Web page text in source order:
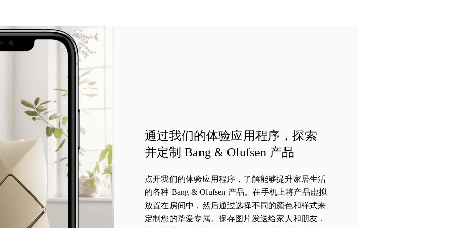
通过我们的体验应用程序，探索
并定制 Bang & Olufsen 产品
点开我们的体验应用程序，了解能够提升家居生活
的各种 Bang & Olufsen 产品。在手机上将产品虚拟
放置在房间中，然后通过选择不同的颜色和样式来
定制您的挚爱专属。保存图片发送给家人和朋友，